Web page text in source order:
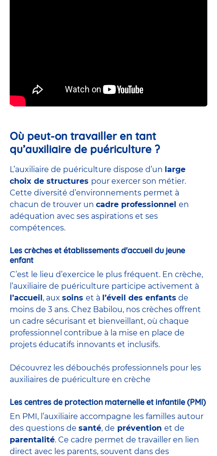
Où peut-on travailler en tant
qu’auxiliaire de puériculture ?
L’auxiliaire de puériculture dispose d’un large
choix de structures pour exercer son métier.
Cette diversité d’environnements permet à
chacun de trouver un cadre professionnel en
adéquation avec ses aspirations et ses
compétences.
Les crèches et établissements d'accueil du jeune
enfant
C’est le lieu d’exercice le plus fréquent. En crèche,
l’auxiliaire de puériculture participe activement à
l’accueil , aux soins et à l’éveil des enfants de
moins de 3 ans. Chez Babilou, nos crèches offrent
un cadre sécurisant et bienveillant, où chaque
professionnel contribue à la mise en place de
projets éducatifs innovants et inclusifs.
Découvrez les débouchés professionnels pour les
auxiliaires de puériculture en crèche
Les centres de protection maternelle et infantile (PMI)
En PMI, l’auxiliaire accompagne les familles autour
des questions de santé, de prévention et de
parentalité. Ce cadre permet de travailler en lien
direct avec les parents, souvent dans des